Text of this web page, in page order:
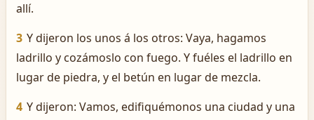
allí.
3 Y dijeron los unos á los otros: Vaya, hagamos
ladrillo y cozámoslo con fuego. Y fuéles el ladrillo en
lugar de piedra, y el betún en lugar de mezcla.
4 Y dijeron: Vamos, edifiquémonos una ciudad y una